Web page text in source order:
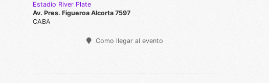
Estadio River Plate
Av. Pres. Figueroa Alcorta 7597
CABA
Como llegar al evento